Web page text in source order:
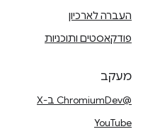
העברה לארכיון
פודקאסטים ותוכניות
מעקב
@ChromiumDev ב-X
YouTube